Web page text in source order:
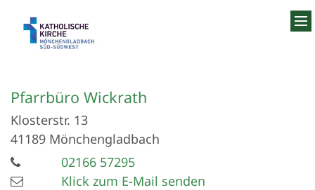
Pfarrbüro Wickrath
Klosterstr. 13
41189 Mönchengladbach
02166 57295
Klick zum E-Mail senden